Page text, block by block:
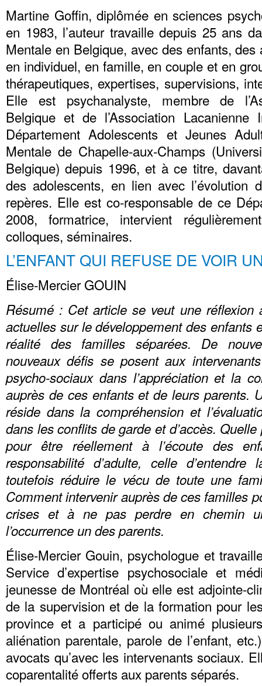
Martine Goffin, diplômée en sciences
en 1983, l’auteur travaille depuis 25 ans
Mentale en Belgique, avec des enfants,
en individuel, en famille, en couple et en
thérapeutiques, expertises, supervisions,
Elle est psychanalyste, membre de
Belgique et de l’Association Lacanienne
Département Adolescents et Jeunes
Mentale de Chapelle-aux-Champs
Belgique) depuis 1996, et à ce titre,
des adolescents, en lien avec l’évolution
repères. Elle est co-responsable de ce
2008, formatrice, intervient
colloques, séminaires.
L’ENFANT QUI REFUSE DE VOIR
Élise-Mercier GOUIN
Résumé : Cet article se veut une réflexion
actuelles sur le développement des enfants
réalité des familles séparées. De
nouveaux défis se posent aux
psycho-sociaux dans l’appréciation et la
auprès de ces enfants et de leurs parents.
réside dans la compréhension et
dans les conflits de garde et d’accès.
pour être réellement à l’écoute des
responsabilité d’adulte, celle
toutefois réduire le vécu de toute une
Comment intervenir auprès de ces familles
crises et à ne pas perdre en chemin
l’occurrence un des parents.
Élise-Mercier Gouin, psychologue et
Service d’expertise psychosociale et
jeunesse de Montréal où elle est adjointe-
de la supervision et de la formation pour
province et a participé ou animé
aliénation parentale, parole de l’enfant,
avocats qu’avec les intervenants sociaux.
coparentalité offerts aux parents séparés.